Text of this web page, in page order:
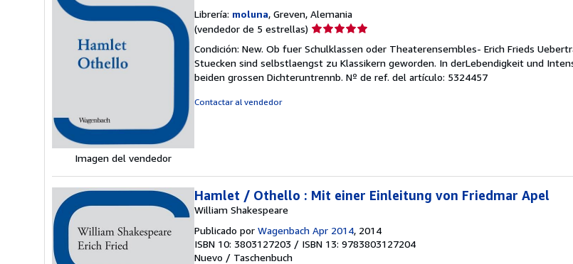
Imagen del vendedor
Librería: moluna, Greven, Alemania
(vendedor de 5 estrellas) Calificación
vendedor:
5
de
Condición: New. Ob fuer Schulklassen oder Theaterensembles- Erich Frieds
Stuecken sind selbstlaengst zu Klassikern geworden. In derLebendigkeit und
beiden grossen Dichteruntrennb. Nº de ref. del artículo: 5324457
Contactar al vendedor
Hamlet / Othello : Mit einer Einleitung von Friedmar Apel
William Shakespeare
Publicado por Wagenbach Apr 2014, 2014
ISBN 10: 3803127203 / ISBN 13: 9783803127204
Nuevo / Taschenbuch